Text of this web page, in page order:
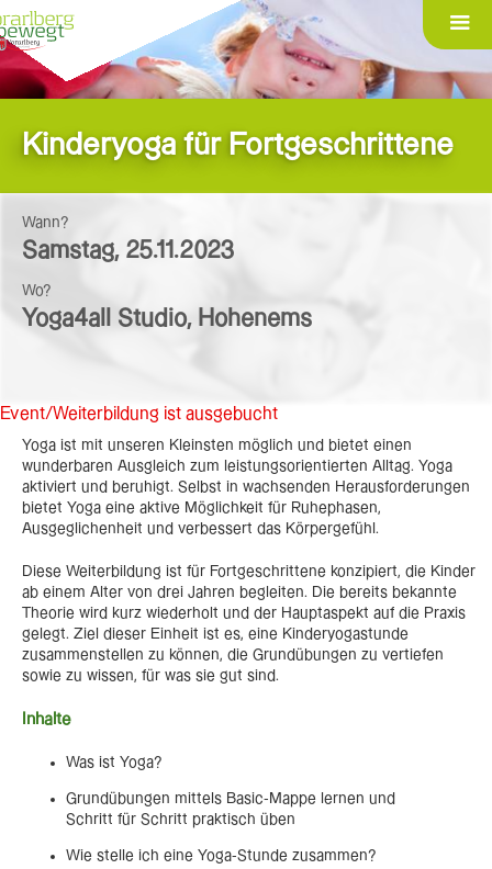
Kinderyoga für Fortgeschrittene
Wann?
Samstag, 25.11.2023
Wo?
Yoga4all Studio, Hohenems
Event/Weiterbildung ist ausgebucht
Yoga ist mit unseren Kleinsten möglich und bietet einen
wunderbaren Ausgleich zum leistungsorientierten Alltag. Yoga
aktiviert und beruhigt. Selbst in wachsenden Herausforderungen
bietet Yoga eine aktive Möglichkeit für Ruhephasen,
Ausgeglichenheit und verbessert das Körpergefühl.
Diese Weiterbildung ist für Fortgeschrittene konzipiert, die Kinder
ab einem Alter von drei Jahren begleiten. Die bereits bekannte
Theorie wird kurz wiederholt und der Hauptaspekt auf die Praxis
gelegt. Ziel dieser Einheit ist es, eine Kinderyogastunde
zusammenstellen zu können, die Grundübungen zu vertiefen
sowie zu wissen, für was sie gut sind.
Inhalte
Was ist Yoga?
Grundübungen mittels Basic-Mappe lernen und
Schritt für Schritt praktisch üben
Wie stelle ich eine Yoga-Stunde zusammen?